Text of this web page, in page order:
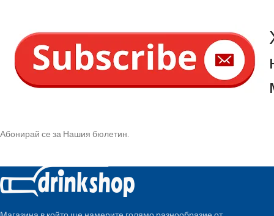
Абонирай се за Нашия бюлетин.